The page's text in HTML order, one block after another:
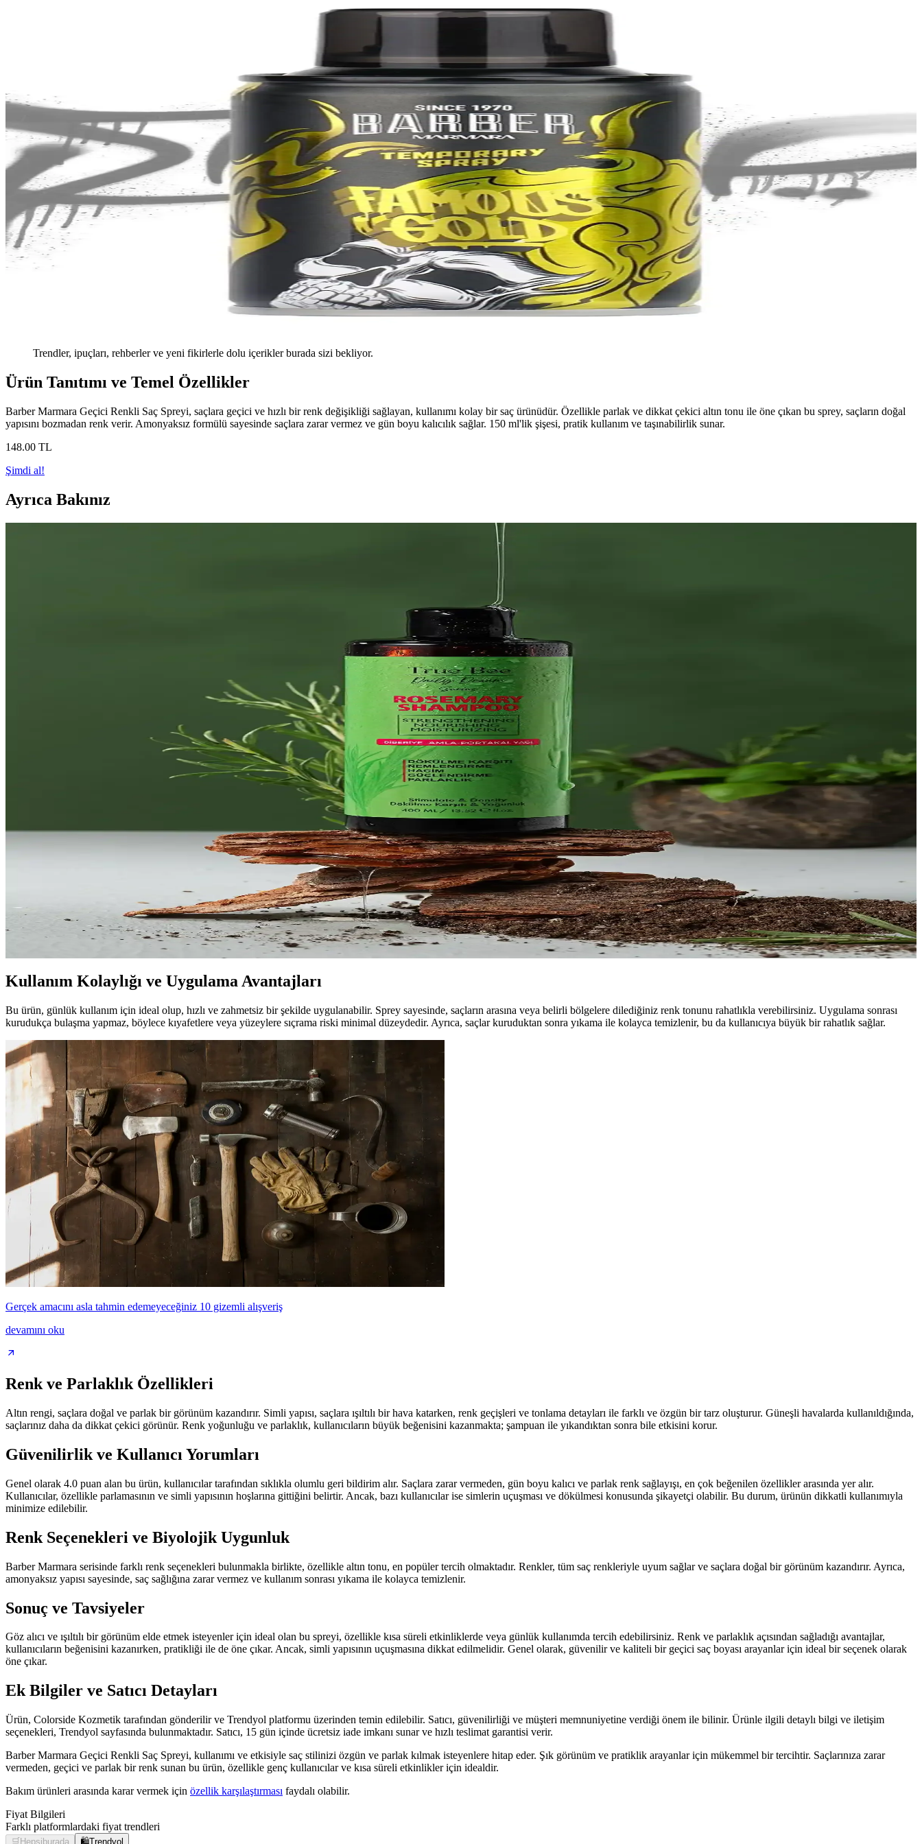
Trendler, ipuçları, rehberler ve yeni fikirlerle dolu içerikler burada sizi bekliyor.
Ürün Tanıtımı ve Temel Özellikler
Barber Marmara Geçici Renkli Saç Spreyi, saçlara geçici ve hızlı bir renk değişikliği sağlayan, kullanımı kolay bir saç ürünüdür. Özellikle parlak ve dikkat çekici altın tonu ile öne çıkan bu sprey, saçların doğal
yapısını bozmadan renk verir. Amonyaksız formülü sayesinde saçlara zarar vermez ve gün boyu kalıcılık sağlar. 150 ml'lik şişesi, pratik kullanım ve taşınabilirlik sunar.
148.00 TL
Şimdi al!
Ayrıca Bakınız
Profesyonel saç spreyleri, yüksek performans ve uzun süre kalıcılık sağlar. Kullanım ipuçlarıyla saçınıza uygun ürünleri seçerek doğal ve hacimli görünüme ulaşabilirsiniz.
Gün Boyu Kalıcılık Sağlayan Saç Spreyleri: Etkili ve Güvenilir Seçenekler
Gün boyu kalıcılık sağlayan saç spreyleri, hafif formülleri ve doğru kullanım ile saç şeklinizi uzun süre korur, doğal hareketi destekler ve günlük bakımda vazgeçilmez olur.
Taft Saç Spreyleri Karşılaştırması: En İyi Seçenekler ve Özellikler
Taft saç spreyleri, farklı saç tipleri ve ihtiyaçlar için çeşitli formüller sunar. Güçlü tutuş ve uzun dayanıklılık sağlayan ürünler, günlük kullanımda güvenilirlik sağlar.
Güçlendirilmiş Saç Bakım Spreyi: Saç Sağlığını Destekleyen Etkili Çözümler
Saçların güçlenmesini ve sağlıklı görünmesini sağlayan güçlendirilmiş saç bakım spreyleri hakkında temel bilgiler ve kullanım ipuçları.
Evde Kullanım İçin Dolgunlaştırıcı Saç Spreyi Rehberi Saçlara Hacim Kazandırmanın En Etkili Yolları
Saçların hacmini artıran dolgunlaştırıcı spreylerin doğru kullanımı ve ipuçlarıyla, doğal ve etkili sonuçlar elde edin. Evde saç bakımınızı güçlendirmek için pratik öneriler burada.
Asit Spreyleri ve Markalar Üzerinden Konsantrasyon Analizi Güvenlik ve Kullanım İpuçları
Bu analiz, asit spreylerinin kullanım amaçları, konsantrasyon seviyeleri ve markalar arasındaki farkları detaylandırarak, güvenli ve etkili kullanım için önemli bilgiler sunuyor.
Koku Güçlendirme ve Saç Bakımında Yenilikçi Yaklaşımlar ve Kullanım İpuçları
Koku güçlendirme ve saç bakım ürünleri, doğal içeriklerle uzun süre kalıcı koku ve sağlıklı saçlar sağlar. Doğru kullanım ve seçimle güzelliğinizi artırın.
Kullanım Kolaylığı ve Uygulama Avantajları
Bu ürün, günlük kullanım için ideal olup, hızlı ve zahmetsiz bir şekilde uygulanabilir. Sprey sayesinde, saçların arasına veya belirli bölgelere dilediğiniz renk tonunu rahatlıkla verebilirsiniz. Uygulama sonrası
kurudukça bulaşma yapmaz, böylece kıyafetlere veya yüzeylere sıçrama riski minimal düzeydedir. Ayrıca, saçlar kuruduktan sonra yıkama ile kolayca temizlenir, bu da kullanıcıya büyük bir rahatlık sağlar.
Gerçek amacını asla tahmin edemeyeceğiniz 10 gizemli alışveriş
devamını oku
Renk ve Parlaklık Özellikleri
Altın rengi, saçlara doğal ve parlak bir görünüm kazandırır. Simli yapısı, saçlara ışıltılı bir hava katarken, renk geçişleri ve tonlama detayları ile farklı ve özgün bir tarz oluşturur. Güneşli havalarda kullanıldığında,
saçlarınız daha da dikkat çekici görünür. Renk yoğunluğu ve parlaklık, kullanıcıların büyük beğenisini kazanmakta; şampuan ile yıkandıktan sonra bile etkisini korur.
Güvenilirlik ve Kullanıcı Yorumları
Genel olarak 4.0 puan alan bu ürün, kullanıcılar tarafından sıklıkla olumlu geri bildirim alır. Saçlara zarar vermeden, gün boyu kalıcı ve parlak renk sağlayışı, en çok beğenilen özellikler arasında yer alır.
Kullanıcılar, özellikle parlamasının ve simli yapısının hoşlarına gittiğini belirtir. Ancak, bazı kullanıcılar ise simlerin uçuşması ve dökülmesi konusunda şikayetçi olabilir. Bu durum, ürünün dikkatli kullanımıyla
minimize edilebilir.
Renk Seçenekleri ve Biyolojik Uygunluk
Barber Marmara serisinde farklı renk seçenekleri bulunmakla birlikte, özellikle altın tonu, en popüler tercih olmaktadır. Renkler, tüm saç renkleriyle uyum sağlar ve saçlara doğal bir görünüm kazandırır. Ayrıca,
amonyaksız yapısı sayesinde, saç sağlığına zarar vermez ve kullanım sonrası yıkama ile kolayca temizlenir.
Sonuç ve Tavsiyeler
Göz alıcı ve ışıltılı bir görünüm elde etmek isteyenler için ideal olan bu spreyi, özellikle kısa süreli etkinliklerde veya günlük kullanımda tercih edebilirsiniz. Renk ve parlaklık açısından sağladığı avantajlar,
kullanıcıların beğenisini kazanırken, pratikliği ile de öne çıkar. Ancak, simli yapısının uçuşmasına dikkat edilmelidir. Genel olarak, güvenilir ve kaliteli bir geçici saç boyası arayanlar için ideal bir seçenek olarak
öne çıkar.
Ek Bilgiler ve Satıcı Detayları
Ürün, Colorside Kozmetik tarafından gönderilir ve Trendyol platformu üzerinden temin edilebilir. Satıcı, güvenilirliği ve müşteri memnuniyetine verdiği önem ile bilinir. Ürünle ilgili detaylı bilgi ve iletişim
seçenekleri, Trendyol sayfasında bulunmaktadır. Satıcı, 15 gün içinde ücretsiz iade imkanı sunar ve hızlı teslimat garantisi verir.
Barber Marmara Geçici Renkli Saç Spreyi, kullanımı ve etkisiyle saç stilinizi özgün ve parlak kılmak isteyenlere hitap eder. Şık görünüm ve pratiklik arayanlar için mükemmel bir tercihtir. Saçlarınıza zarar
vermeden, geçici ve parlak bir renk sunan bu ürün, özellikle genç kullanıcılar ve kısa süreli etkinlikler için idealdir.
Bakım ürünleri arasında karar vermek için özellik karşılaştırması faydalı olabilir.
Fiyat Bilgileri
Farklı platformlardaki fiyat trendleri
🛒 Hepsiburada 🛍️Trendyol